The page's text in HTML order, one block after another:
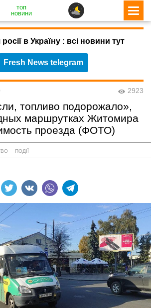
топ
новини
в Україну : всі новини тут
Fresh News telegram
2923
топливо подорожало»,
маршрутках Житомира
проезда (ФОТО)
ПОДІЇ